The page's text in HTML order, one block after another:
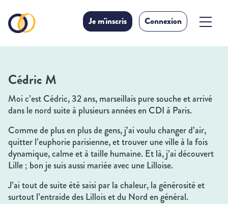
Je m'inscris Connexion
Cédric M
Moi c’est Cédric, 32 ans, marseillais pure souche et arrivé
dans le nord suite à plusieurs années en CDI à Paris.
Comme de plus en plus de gens, j’ai voulu changer d’air,
quitter l’euphorie parisienne, et trouverune ville à la fois
dynamique, calme et à taille humaine. Et là, j’ai découvert
Lille ; bon je suis aussi mariée avec une Lilloise.
J’ai tout de suite été saisi par la chaleur, la générosité et
surtout l’entraide des Lillois et du Nord en général.